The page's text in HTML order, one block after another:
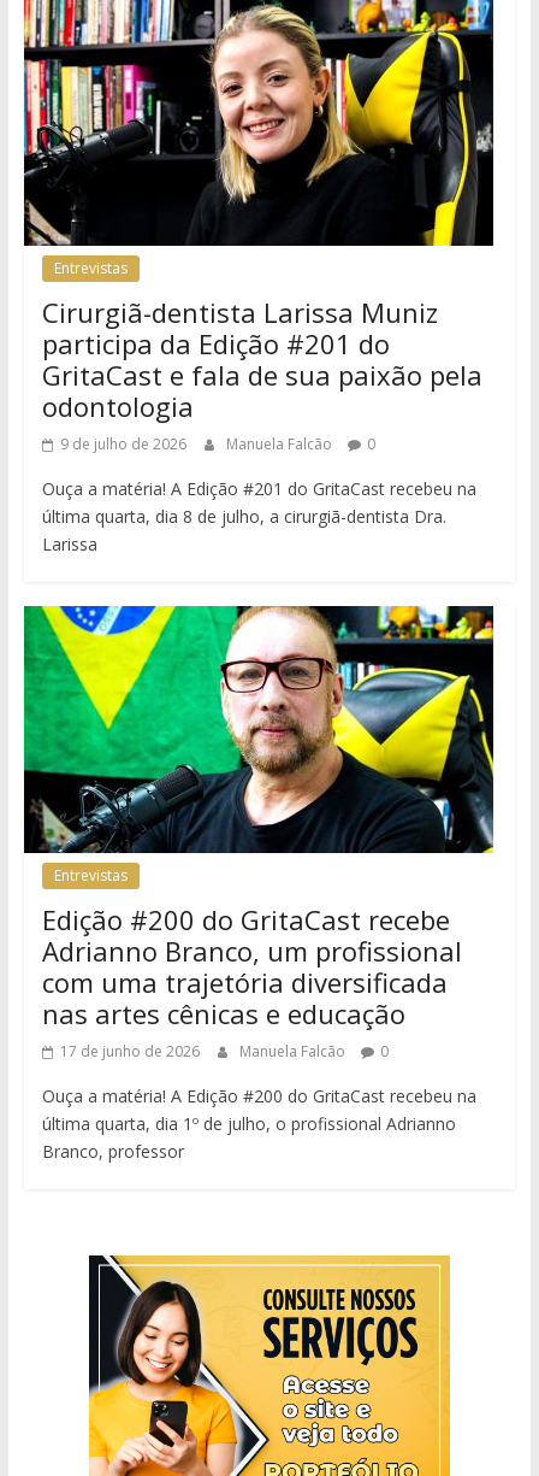
Entrevistas
Cirurgiã-dentista Larissa Muniz
participa da Edição #201 do
GritaCast e fala de sua paixão pela
odontologia
9 de julho de 2026 Manuela Falcão 0
Ouça a matéria! A Edição #201 do GritaCast recebeu na
última quarta, dia 8 de julho, a cirurgiã-dentista Dra.
Larissa
Entrevistas
Edição #200 do GritaCast recebe
Adrianno Branco, um profissional
com uma trajetória diversificada
nas artes cênicas e educação
17 de junho de 2026 Manuela Falcão 0
Ouça a matéria! A Edição #200 do GritaCast recebeu na
última quarta, dia 1º de julho, o profissional Adrianno
Branco, professor